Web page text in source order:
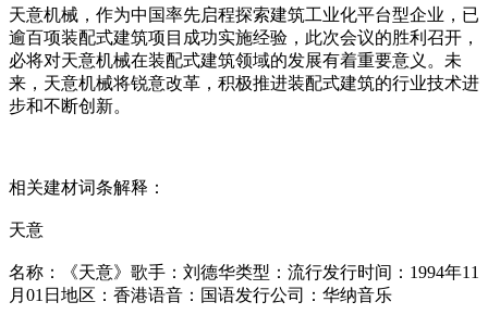
天意机械，作为中国率先启程探索建筑工业化平台型企业，已
逾百项装配式建筑项目成功实施经验，此次会议的胜利召开，
必将对天意机械在装配式建筑领域的发展有着重要意义。未
来，天意机械将锐意改革，积极推进装配式建筑的行业技术进
步和不断创新。
相关建材词条解释：
天意
名称：《天意》歌手：刘德华类型：流行发行时间：1994年11
月01日地区：香港语音：国语发行公司：华纳音乐